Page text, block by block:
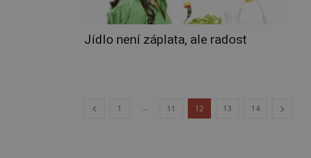
Jídlo není záplata, ale radost
1 ... 11 12 13 14